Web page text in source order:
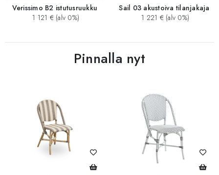
Verissimo B2 istutusruukku
1 121 € (alv 0%)
Sail 03 akustoiva tilanjakaja
1 221 € (alv 0%)
Pinnalla nyt